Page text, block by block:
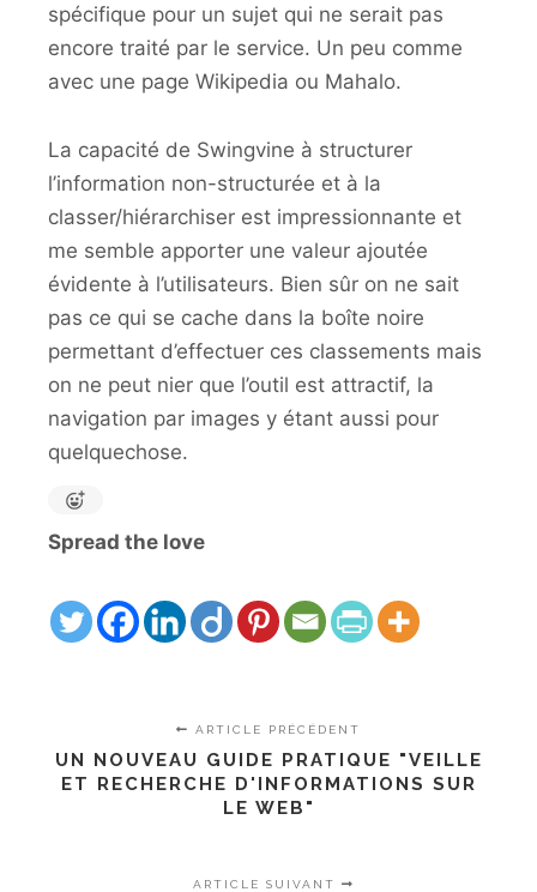
spécifique pour un sujet qui ne serait pas
encore traité par le service. Un peu comme
avec une page Wikipedia ou Mahalo.
La capacité de Swingvine à structurer
l’information non-structurée et à la
classer/hiérarchiser est impressionnante et
me semble apporter une valeur ajoutée
évidente à l’utilisateurs. Bien sûr on ne sait
pas ce qui se cache dans la boîte noire
permettant d’effectuer ces classements mais
on ne peut nier que l’outil est attractif, la
navigation par images y étant aussi pour
quelquechose.
Spread the love
ARTICLE PRÉCÉDENT
UN NOUVEAU GUIDE PRATIQUE "VEILLE
ET RECHERCHE D'INFORMATIONS SUR
LE WEB"
ARTICLE SUIVANT